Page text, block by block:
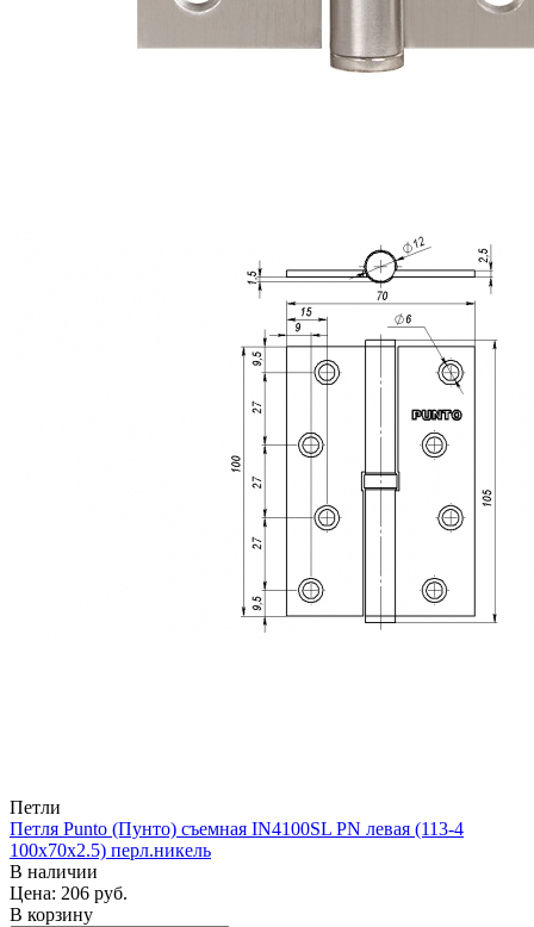
Петли
Петля Punto (Пунто) съемная IN4100SL PN левая (113-4
100х70х2.5) перл.никель
В наличии
Цена: 206 руб.
В корзину